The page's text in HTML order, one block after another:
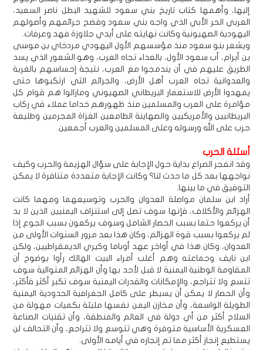
إليها، وأهمها كتاب تاريخ بني سعود للشهيد البطل ناصر السعيد،
العربي الحر الأبي الذي واجه بني سعود وفضح جرائمهم وأصولهم
اليهودية الصهيونية وكانت نهايته على أيدي جلاوزة فهد وعرفات.
ويشعر بنو سعود منذ مؤسسهم الأول اليهودي مردخاي بن موسى
بن أبرام، أب سعود الأول، بالعداء تجاه العرب، وهو الشعور الذي يسد
الطريق عليهم في أن يندمجوا مع العرب، نتيجة إحساسهم بالغربة
والعدوانية تجاه العرب أهل الأرض، والجرائم التي ارتكبوها حتى
يمهدوا الأرض للاستعمار البريطاني الصهيوني ومازالوا هم قوام كل
مؤامرة على العرب والمسلمين منذ ظهورهم خداما عملاء في ركاب
البريطانيين والأمريكيين والصهاينة الطامعين الغزاة المجرمين وطليعة
حرب على الله ورسوله وعلى المسلمين والعرب أجمعين.
أسئلة الحرب
وقد انفجر الصراع بداية حول الإجابة على سؤال الهزيمة والحرب وكيف
نواجهها بعد كل ما حدث لنا؟ وكانت الإجابة متعددة متنافرة لا يمكن
التوفيق في ما بينها.
أراد ابن سلمان مواصلة العدوان والحرب وتوسيعهما ومهما كانت
الهزائم والأكلاف، فإنها سوف تصل إلى استنزاف اليمنيين الذين لا بد
أن يركعوا حتما بسبب الحصار الشامل وسوف يركعون بسبب الجوع إذا
لم يركعوا بسبب قوة الهزائم، وكان هذا بعد مرور السنوات الأولى من
العدوان، وكان هذا في أواخر عهد أوباما وكيري الديمقراطيين، ولكن
ابن نايف وجماعته وهم أغلب أمراء البيت الهالك رأوا بوضوح أن
المقاومة الوطنية اليمنية لا قبل لأحد بها وأن الهزائم المتوالية سوف
تتسع ولا تتراجع، والإمكانات والقدرات اليمنية سوف تكبر أكثر فأكثر،
وأن الحصار لا يمكن أن يسيطر على كامل الجغرافية الحدودية اليمنية
الطويلة الواسعة، وأن مخازن اليمن نفسها مليئة بكميات مهولة من
السلاح أكثر من أي دولة في العالم والمنطقة، وأن تقنيات الصناعة
العسكرية الأساسية متوفرة وهي تتوسع ولا تتراجع، وأن التحالف لن
يستطيع إنجاز أكثر مما تم إنجازه في أيامه الأولى.